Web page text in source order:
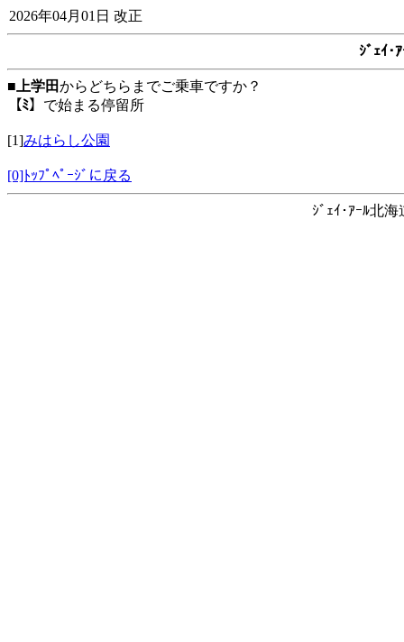
2026年04月01日 改正
ｼﾞｪｲ･
■ 上学田からどちらまでご乗車ですか？
【ﾐ】 で始まる停留所
[1]みはらし公園
[0]ﾄｯﾌﾟﾍﾟｰｼﾞに戻る
ｼﾞｪｲ･ｱｰﾙ北